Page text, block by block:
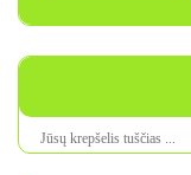
Jūsų krepšelis tuščias ...